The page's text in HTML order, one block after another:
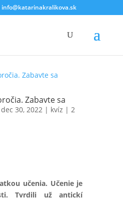
info@katarinakralikova.sk
Zabavte sa
dec 30, 2022| kvíz | 2
učenia. Učenie je
Tvrdili už antickí